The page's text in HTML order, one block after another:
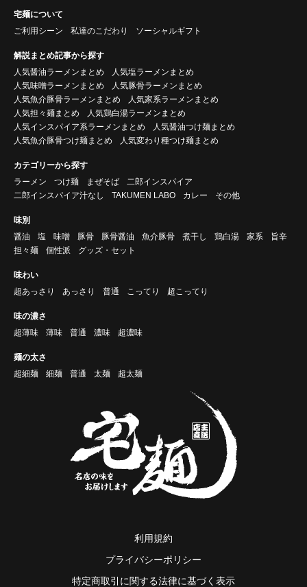
宅麺について
ご利用シーン
私達のこだわり ソーシャルギフト
解説まとめ記事から探す
人気醤油ラーメンまとめ
人気塩ラーメンまとめ
人気味噌ラーメンまとめ
人気豚骨ラーメンまとめ
人気魚介豚骨ラーメンまとめ
人気家系ラーメンまとめ
人気担々麺まとめ
人気鶏白湯ラーメンまとめ
人気インスパイア系ラーメンまとめ
人気醤油つけ麺まとめ
人気魚介豚骨つけ麺まとめ
人気変わり種つけ麺まとめ
カテゴリーから探す
ラーメン
つけ麺 まぜそば
二郎インスパイア
二郎インスパイア汁なし
TAKUMEN LABO カレー その他
味別
醤油
塩 味噌 豚骨 豚骨醤油 魚介豚骨 煮干し 鶏白湯 家系
旨辛
担々麺
個性派 グッズ・セット
味わい
超あっさり
あっさり 普通 こってり 超こってり
味の濃さ
超薄味
薄味 普通 濃味 超濃味
麺の太さ
超細麺
細麺 普通 太麺 超太麺
利用規約
プライバシーポリシー
特定商取引に関する法律に基づく表示